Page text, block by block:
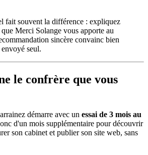
fait souvent la différence : expliquez
que Merci Solange vous apporte au
sincère convainc bien
seul.
le confrère que vous
démarre avec un essai de 3 mois au
d'un mois supplémentaire pour découvrir
son cabinet et publier son site web, sans